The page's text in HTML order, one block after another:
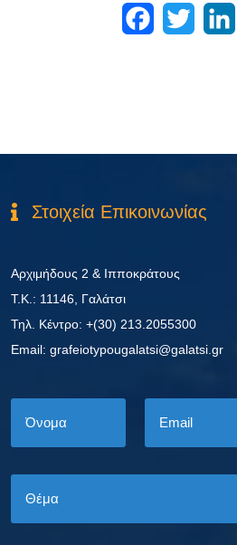
Facebook
Twitter
Στοιχεία Επικοινωνίας
Αρχιμήδους 2 & Ιπποκράτους
Τ.Κ.: 11146, Γαλάτσι
Τηλ. Κέντρο: +(30) 213.2055300
Εmail: grafeiotypougalatsi@galatsi.gr